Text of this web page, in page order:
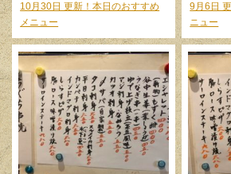
10月30日 更新！本日のおすすめ
メニュー
9月6日
ニュー